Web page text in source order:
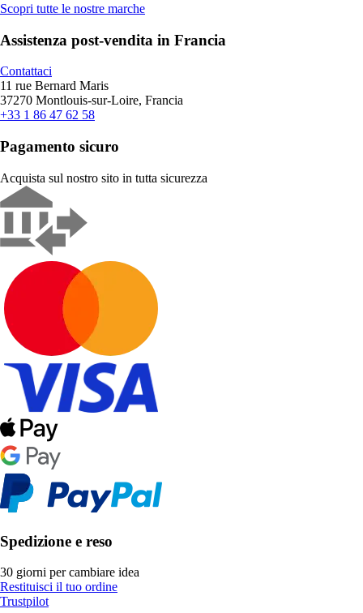
Scopri tutte le nostre marche
Assistenza post-vendita in Francia
Contattaci
11 rue Bernard Maris
37270 Montlouis-sur-Loire, Francia
+33 1 86 47 62 58
Pagamento sicuro
Acquista sul nostro sito in tutta sicurezza
Spedizione e reso
30 giorni per cambiare idea
Restituisci il tuo ordine
Trustpilot